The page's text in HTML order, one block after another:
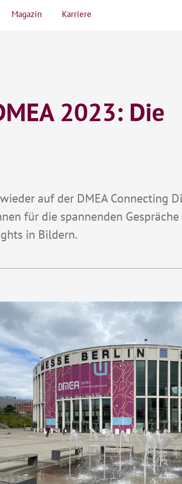
Magazin Karriere
2023: Die
auf der DMEA Connecting
für die spannenden
in Bildern.